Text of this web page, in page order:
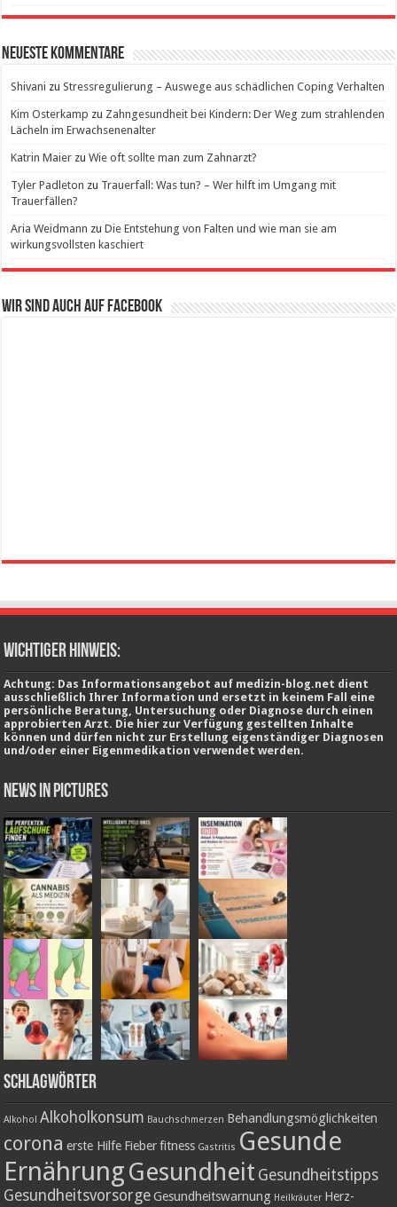
Neueste Kommentare
Shivani zuStressregulierung – Auswege aus schädlichen Coping Verhalten
Kim Osterkamp zu Zahngesundheit bei Kindern: Der Weg zum strahlenden
Lächeln im Erwachsenenalter
Katrin Maier zuWie oft sollte man zum Zahnarzt?
Tyler Padleton zu Trauerfall: Was tun? – Wer hilft im Umgang mit
Trauerfällen?
Aria Weidmann zuDie Entstehung von Falten und wie man sie am
wirkungsvollsten kaschiert
Wir sind auch auf Facebook
wichtiger Hinweis:
Achtung: Das Informationsangebot auf medizin-blog.net dient
ausschließlich Ihrer Information und ersetzt in keinem Fall eine
persönliche Beratung, Untersuchung oder Diagnose durch einen
approbierten Arzt. Die hier zur Verfügung gestellten Inhalte
können und dürfen nicht zur Erstellung eigenständiger Diagnosen
und/oder einer Eigenmedikation verwendet werden.
News in Pictures
Schlagwörter
Alkohol Alkoholkonsum Bauchschmerzen Behandlungsmöglichkeiten
corona erste Hilfe Fieber fitness Gastritis Gesunde
ErnährungGesundheit Gesundheitstipps
Gesundheitsvorsorge Gesundheitswarnung Heilkräuter Herz-